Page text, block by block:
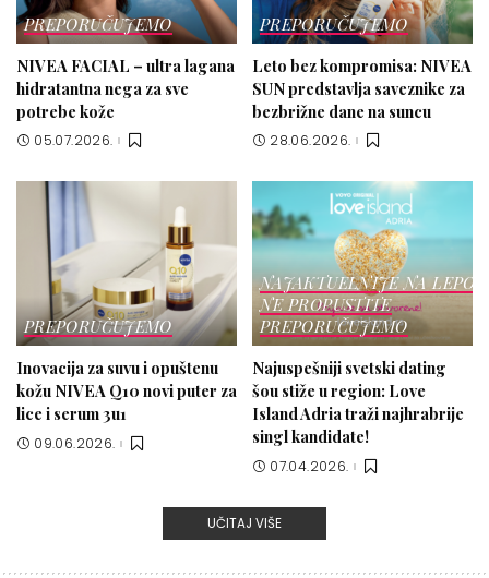
PREPORUČUJEMO
NIVEA FACIAL – ultra lagana
hidratantna nega za sve
potrebe kože
05.07.2026.
PREPORUČUJEMO
Leto bez kompromisa: NIVEA
SUN predstavlja saveznike za
bezbrižne dane na suncu
28.06.2026.
PREPORUČUJEMO
Inovacija za suvu i opuštenu
kožu NIVEA Q10 novi puter za
lice i serum 3u1
09.06.2026.
NAJAKTUELNIJE NA
NE PROPUSTITE
PREPORUČUJEMO
Najuspešniji svetski dating
šou stiže u region: Love
Island Adria traži najhrabrije
singl kandidate!
07.04.2026.
UČITAJ VIŠE